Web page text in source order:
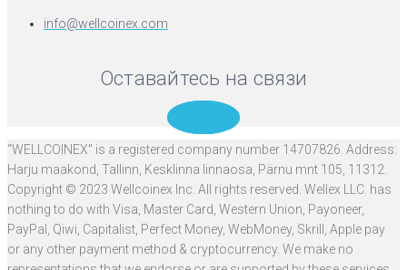
info@wellcoinex.com
Оставайтесь на связи
“WELLCOINEX” is a registered company number 14707826. Address:
Harju maakond, Tallinn, Kesklinna linnaosa, Pärnu mnt 105, 11312.
Copyright © 2023 Wellcoinex Inc. All rights reserved. Wellex LLC. has
nothing to do with Visa, Master Card, Western Union, Payoneer,
PayPal, Qiwi, Capitalist, Perfect Money, WebMoney, Skrill, Apple pay
or any other payment method & cryptocurrency. We make no